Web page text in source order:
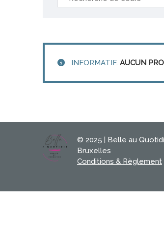
:
INFORMATIF. AUCUN
© 2025 | Belle au
Bruxelles
Conditions & Règlement